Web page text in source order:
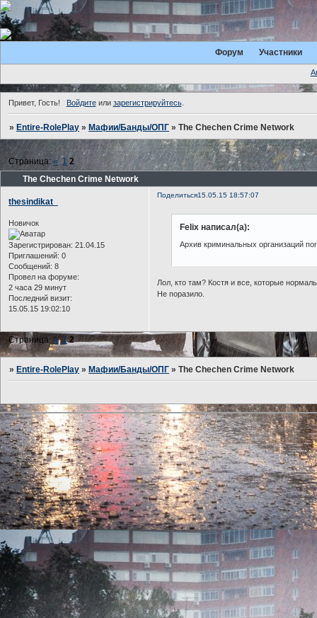
Форум Участники
Привет, Гость! Войдитеили зарегистрируйтесь.
»Entire-RolePlay »Мафии/Банды/ОПГ »The Chechen Crime Network
The Chechen Crime Network
Страница:« 1 2
Поделиться15.05.15 18:57:07
thesindikat_
Новичок
Зарегистрирован: 21.04.15
Приглашений: 0
Сообщений: 8
Провел на форуме:
2 часа 29 минут
Последний визит:
15.05.15 19:02:10
Felix написал(а):
Архив криминальных организаций
Лол, кто там? Костя и все, которые
Не поразило.
Страница:« 1 2
» Entire-RolePlay » Мафии/Банды/ОПГ »The Chechen Crime Network